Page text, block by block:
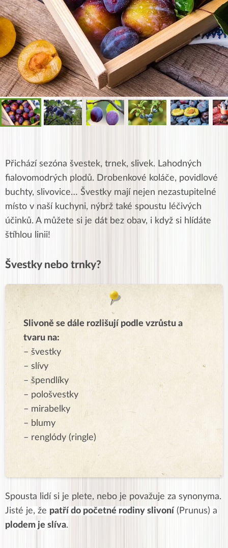
Přichází sezóna švestek, trnek, slivek. Lahodných
fialovomodrých plodů. Drobenkové koláče, povidlové
buchty, slivovice… Švestky mají nejen nezastupitelné
místo v naší kuchyni, nýbrž také spoustu léčivých
účinků. A můžete si je dát bez obav, i když si hlídáte
štíhlou linii!
Švestky nebo trnky?
Slivoně se dále rozlišují podle vzrůstu a
tvaru na:
– švestky
– slívy
– špendlíky
– pološvestky
– mirabelky
– blumy
– renglódy (ringle)
Spousta lidí si je plete, nebo je považuje za synonyma.
Jisté je, že patří do početné rodiny slivoní (Prunus) a
plodem je slíva.